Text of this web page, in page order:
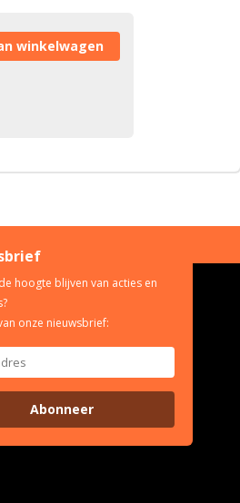
hoogte blijven van acties en
onze nieuwsbrief:
Abonneer